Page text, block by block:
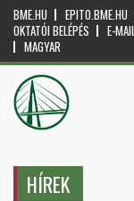
BME.HU EPITO.BME.HU
OKTATÓI BELÉPÉS
E-
MAGYAR
HÍREK